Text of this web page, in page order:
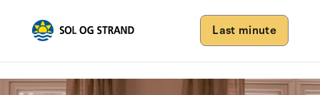
Last minute